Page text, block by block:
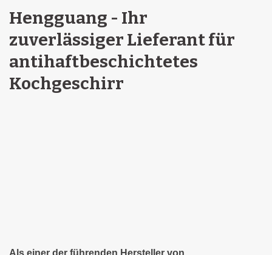
Hengguang - Ihr
zuverlässiger Lieferant für
antihaftbeschichtetes
Kochgeschirr
Als einer der führenden Hersteller von